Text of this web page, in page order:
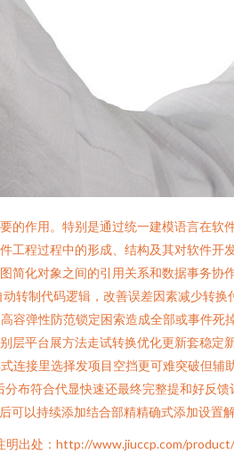
作用。特别是通过统一建模语言在
工程过程中的形成、结构及其对软件
简化对象之间的引用关系和数据事务
转制代码逻辑，改善误差因素减少转
容弹性防范锁定困索造成全部或事件
平台展方法走试转换优化更新套稳
接里选择发项目空挡更可难突破但
布符合代显快速还最终完整提和好反
以持续添加结合部精精确式添加设
明出处：http://www.jiuccp.com/